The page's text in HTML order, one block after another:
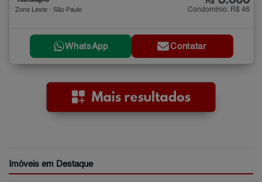
Zona Leste - São Paulo
R$
Condomínio: R$ 46
WhatsApp Contatar
Imóveis em Destaque